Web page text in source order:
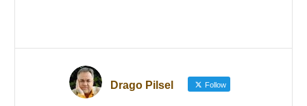
Drago Pilsel Follow